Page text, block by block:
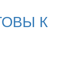
К